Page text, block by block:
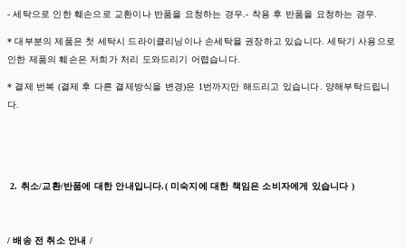
- 세탁으로 인한 훼손으로 교환이나 반품을 요청하는 경우.- 착용 후 반품을 요청하는 경우.
* 대부분의 제품은 첫 세탁시 드라이클리닝이나 손세탁을 권장하고 있습니다. 세탁기 사용으로
인한 제품의 훼손은 저희가 처리 도와드리기 어렵습니다.
* 결제 번복 (결제 후 다른 결제방식을 변경)은 1번까지만 해드리고 있습니다. 양해부탁드립니
다.
2. 취소/교환/반품에 대한 안내입니다.( 미숙지에 대한 책임은 소비자에게 있습니다 )
/ 배송 전 취소 안내 /